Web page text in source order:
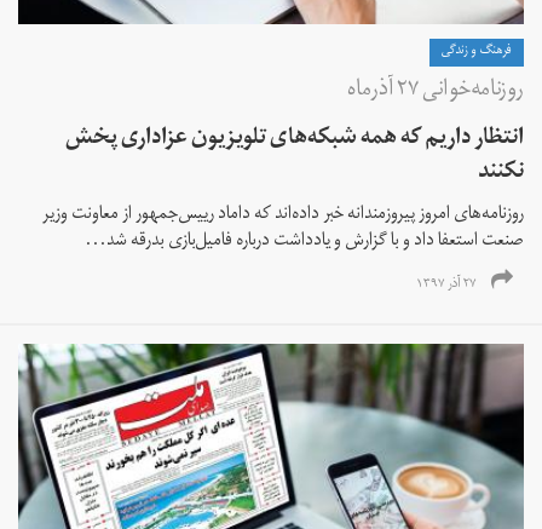
فرهنگ و زندگی
روزنامه‌خوانی ۲۷ آذر‌ماه
انتظار داریم که همه شبکه‌های تلویزیون عزاداری پخش
نکنند
روزنامه‌های امروز پیروزمندانه خبر داده‌اند که داماد رییس‌جمهور از معاونت وزیر
صنعت استعفا داد و با گزارش و یادداشت درباره فامیل‌بازی بدرقه شد...
۲۷ آذر ۱۳۹۷